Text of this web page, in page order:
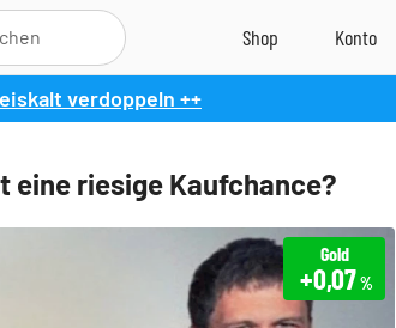
verdoppeln ++
eine riesige Kaufchance?
Gold
+0,07%